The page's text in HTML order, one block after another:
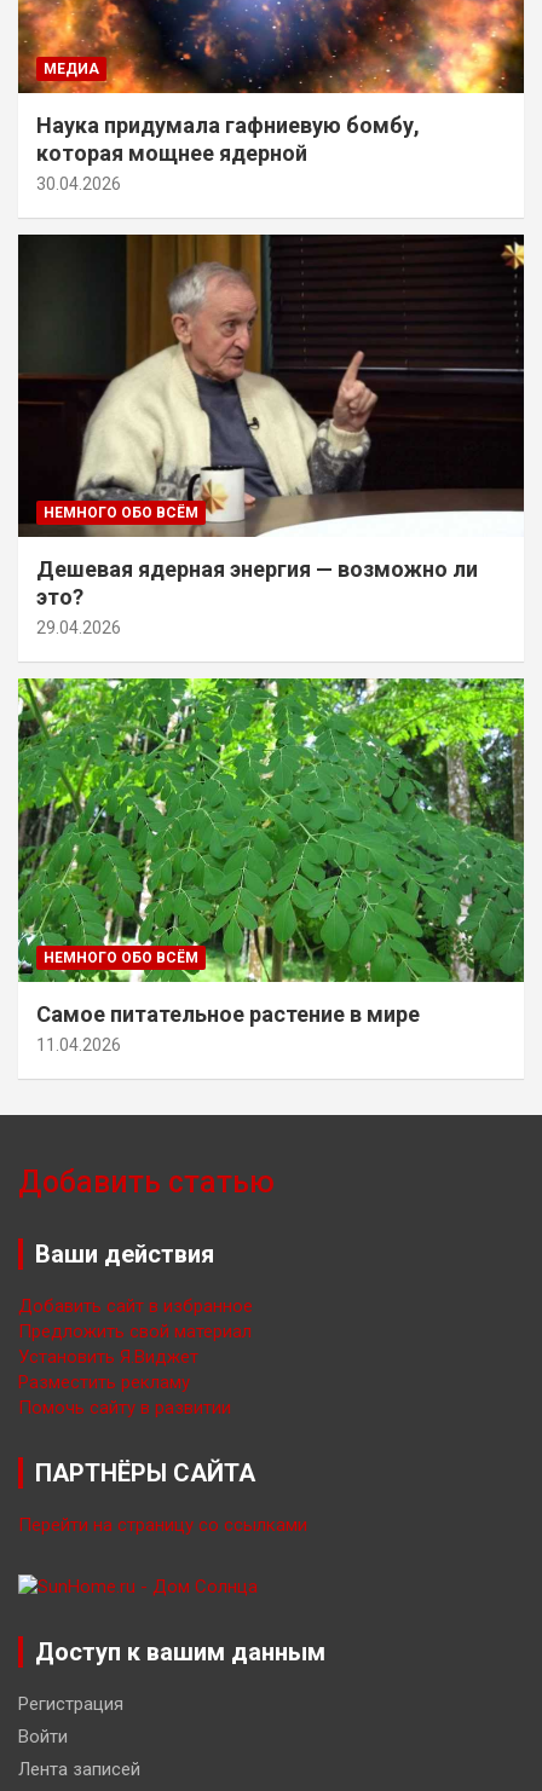
МЕДИА
Наука придумала гафниевую бомбу,
которая мощнее ядерной
30.04.2026
НЕМНОГО ОБО ВСЁМ
Дешевая ядерная энергия — возможно ли
это?
29.04.2026
НЕМНОГО ОБО ВСЁМ
Самое питательное растение в мире
11.04.2026
Добавить статью
Ваши действия
Добавить сайт в избранное
Предложить свой материал
Установить Я.Виджет
Разместить рекламу
Помочь сайту в развитии
ПАРТНЁРЫ САЙТА
Перейти на страницу со ссылками
Доступ к вашим данным
Регистрация
Войти
Лента записей